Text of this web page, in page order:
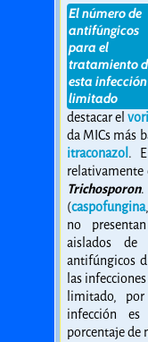
El número de
antifúngicos
para el
tratamiento
esta infección
limitado
destacar el
da MICs más
itraconazol .
relativamente
Trichosporon
(caspofungina
no
aislados de
antifúngicos
las
limitado,
infección
porcentaje de